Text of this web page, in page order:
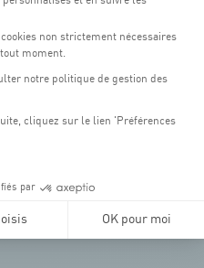
free parking for
for events)
are limited. Please use public
Tram connection.